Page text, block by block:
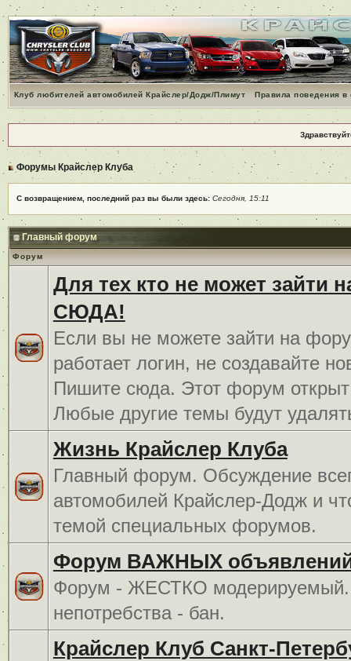
Клуб любителей автомобилей Крайслер/Додж/Плимут Правила поведения
Форумы Крайслер Клуба
С возвращением, последний раз вы были здесь: Сегодня, 15:11
Главный форум
Форум
Для тех кто не может зайти
СЮДА!
Если вы не можете зайти на
работает логин, не создавайте
Пишите сюда. Этот форум открыт
Любые другие темы будут
Жизнь Крайслер Клуба
Главный форум. Обсуждение
автомобилей Крайслер-Додж и
темой специальных форумов.
Форум ВАЖНЫХ
Форум - ЖЕСТКО
непотребства - бан.
Крайслер Клуб Санкт-